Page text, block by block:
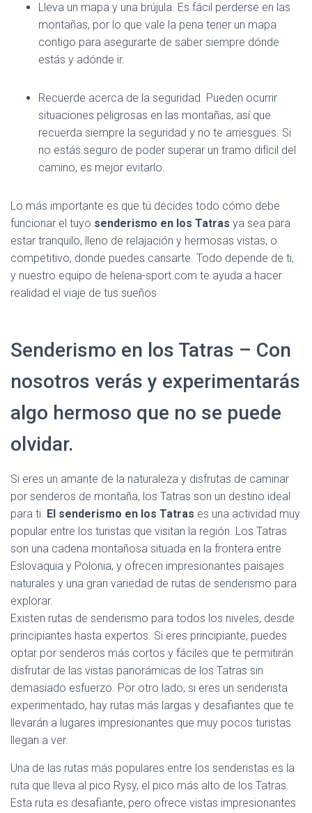
Lleva un mapa y una brújula. Es fácil perderse en las
montañas, por lo que vale la pena tener un mapa
contigo para asegurarte de saber siempre dónde
estás y adónde ir.
Recuerde acerca de la seguridad. Pueden ocurrir
situaciones peligrosas en las montañas, así que
recuerda siempre la seguridad y no te arriesgues. Si
no estás seguro de poder superar un tramo difícil del
camino, es mejor evitarlo.
Lo más importante es que tú decides todo cómo debe
funcionar el tuyo senderismo en los Tatras ya sea para
estar tranquilo, lleno de relajación y hermosas vistas, o
competitivo, donde puedes cansarte. Todo depende de ti,
y nuestro equipo de helena-sport.com te ayuda a hacer
realidad el viaje de tus sueños
Senderismo en los Tatras – Con
nosotros verás y experimentarás
algo hermoso que no se puede
olvidar.
Si eres un amante de la naturaleza y disfrutas de caminar
por senderos de montaña, los Tatras son un destino ideal
para ti. El senderismo en los Tatras es una actividad muy
popular entre los turistas que visitan la región. Los Tatras
son una cadena montañosa situada en la frontera entre
Eslovaquia y Polonia, y ofrecen impresionantes paisajes
naturales y una gran variedad de rutas de senderismo para
explorar.
Existen rutas de senderismo para todos los niveles, desde
principiantes hasta expertos. Si eres principiante, puedes
optar por senderos más cortos y fáciles que te permitirán
disfrutar de las vistas panorámicas de los Tatras sin
demasiado esfuerzo. Por otro lado, si eres un senderista
experimentado, hay rutas más largas y desafiantes que te
llevarán a lugares impresionantes que muy pocos turistas
llegan a ver.
Una de las rutas más populares entre los senderistas es la
ruta que lleva al pico Rysy, el pico más alto de los Tatras.
Esta ruta es desafiante, pero ofrece vistas impresionantes